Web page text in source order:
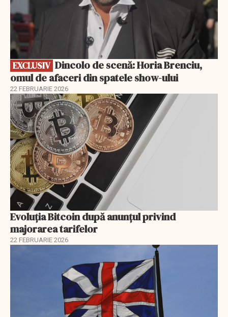
EXCLUSIV
omul de afaceri din spatele show-ului
22 FEBRUARIE 2026
Evoluția Bitcoin după anunțul privind
majorarea tarifelor
22 FEBRUARIE 2026